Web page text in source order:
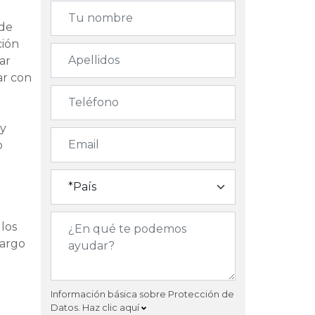
con
Información básica sobre Protección de
Datos. Haz clic aquí